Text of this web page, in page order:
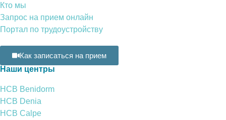
Кто мы
Запрос на прием онлайн
Портал по трудоустройству
Как записаться на прием
Наши центры
HCB Benidorm
HCB Denia
HCB Calpe